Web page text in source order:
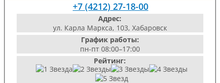
+7 (4212) 27-18-00
Адрес:
ул. Карла Маркса, 103, Хабаровск
График работы:
пн-пт 08:00–17:00
Рейтинг: